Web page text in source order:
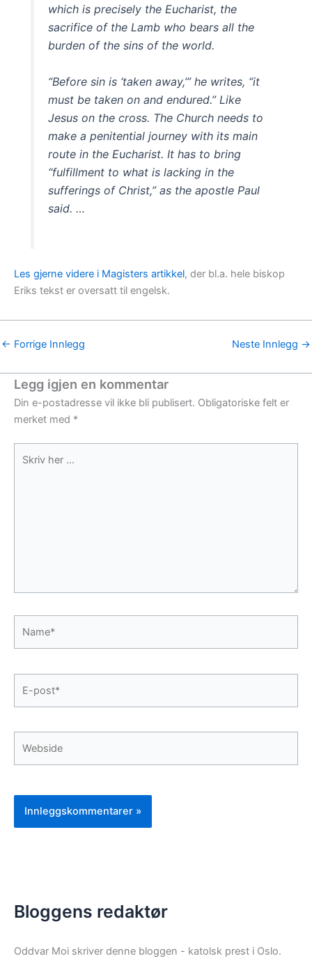
which is precisely the Eucharist, the
sacrifice of the Lamb who bears all the
burden of the sins of the world.
“Before sin is ‘taken away,’” he writes, “it
must be taken on and endured.” Like
Jesus on the cross. The Church needs to
make a penitential journey with its main
route in the Eucharist. It has to bring
“fulfillment to what is lacking in the
sufferings of Christ,” as the apostle Paul
said. …
Les gjerne videre i Magisters artikkel, der bl.a. hele biskop
Eriks tekst er oversatt til engelsk.
← Forrige Innlegg Neste Innlegg →
Legg igjen en kommentar
Din e-postadresse vil ikke bli publisert. Obligatoriske felt er
merket med *
her
post*
Bloggens redaktør
Oddvar Moi skriver denne bloggen - katolsk prest i Oslo.